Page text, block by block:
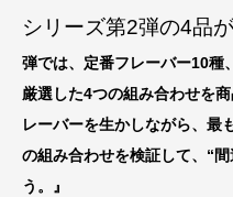
シリーズ第2弾の4品
弾では、定番フレーバー10種
厳選した4つの組み合わせを
レーバーを生かしながら、最
の組み合わせを検証して、“
う。』